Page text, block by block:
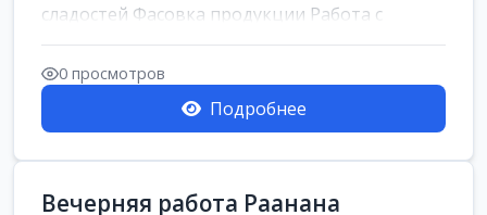
сладостей Фасовка продукции Работа с
кремами...
0 просмотров
Подробнее
Вечерняя работа Раанана